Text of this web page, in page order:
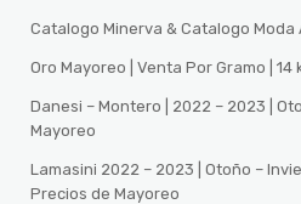
Catalogo Minerva & Catalogo Moda
Oro Mayoreo | Venta Por Gramo | 14
Danesi – Montero | 2022 – 2023 |
Mayoreo
Lamasini 2022 – 2023 | Otoño –
Precios de Mayoreo